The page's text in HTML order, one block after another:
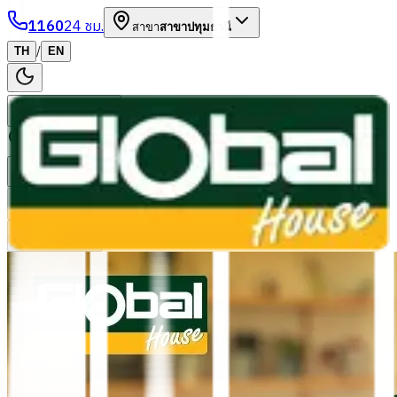
116024 ชม. สาขาสาขาปทุมธานี
TH
/ EN
หมวดหมู่สินค้า
ค้นหา
บัญชีของฉัน ตะกร้าสินค้า
Previous slide